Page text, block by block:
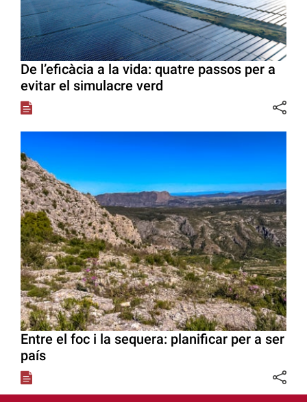
De l’eficàcia a la vida: quatre passos per a
evitar el simulacre verd
Entre el foc i la sequera: planificar per a ser
país